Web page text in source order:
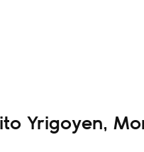
Yrigoyen,